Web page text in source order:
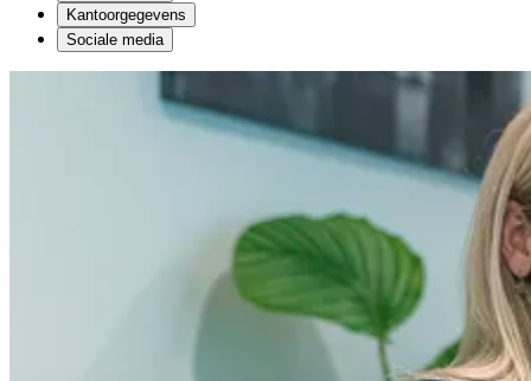
Kantoorgegevens
Sociale media